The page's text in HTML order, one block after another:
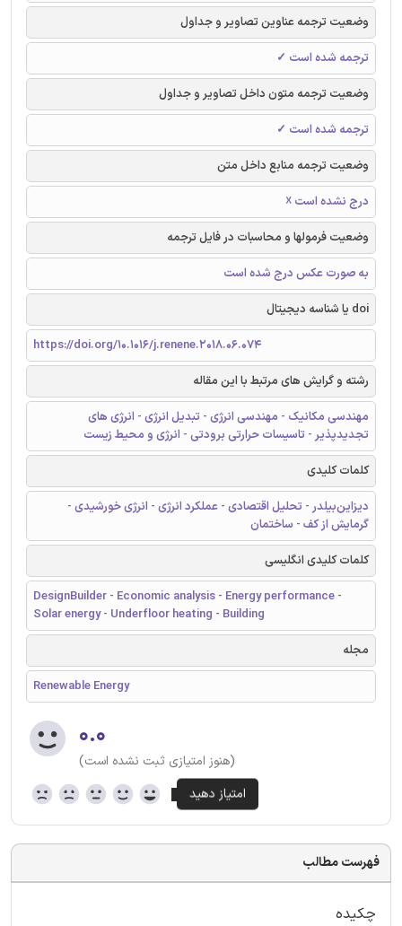
وضعیت ترجمه عناوین تصاویر و جداول
ترجمه شده است ✓
وضعیت ترجمه متون داخل تصاویر و جداول
ترجمه شده است ✓
وضعیت ترجمه منابع داخل متن
درج نشده است ☓
وضعیت فرمولها و محاسبات در فایل ترجمه
به صورت عکس درج شده است
doi یا شناسه دیجیتال
https://doi.org/10.1016/j.renene.2018.06.074
رشته و گرایش های مرتبط با این مقاله
مهندسی مکانیک - مهندسی انرژی - تبدیل انرژی - انرژی های
تجدیدپذیر - تاسیسات حرارتی برودتی - انرژی و محیط زیست
کلمات کلیدی
دیزاین‌بیلدر - تحلیل اقتصادی - عملکرد انرژی - انرژی خورشیدی -
گرمایش از کف - ساختمان
کلمات کلیدی انگلیسی
DesignBuilder - Economic analysis - Energy performance -
Solar energy - Underfloor heating - Building
مجله
Renewable Energy
۰.۰
(هنوز امتیازی ثبت نشده است)
فهرست مطالب
چکیده